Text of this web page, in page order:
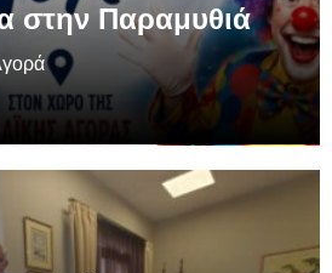
στην Παραμυθιά